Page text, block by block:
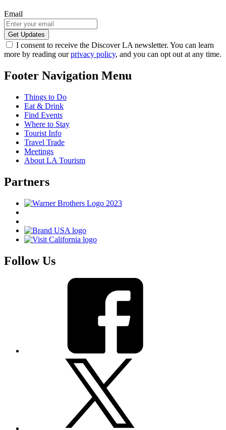
Email
I consent to receive the Discover LA newsletter. You can learn
more by reading ourprivacy policy, and you can opt out at any time.
Footer Navigation Menu
Things to Do
Eat & Drink
Find Events
Where to Stay
Tourist Info
Travel Trade
Meetings
About LA Tourism
Partners
Follow Us